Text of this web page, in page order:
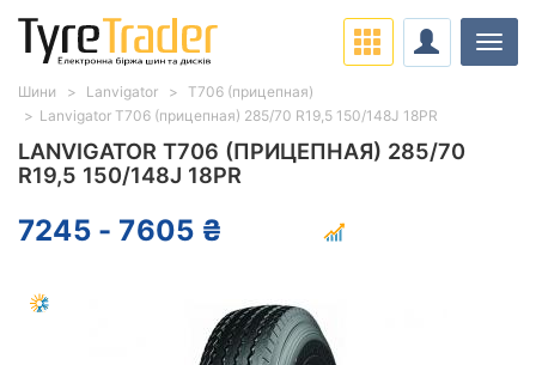
LANVIGATOR T706 (ПРИЦЕПНАЯ) 285/70
R19,5 150/148J 18PR
7245 - 7605 ₴
Шини Lanvigator
T706 (прицепная)
Lanvigator T706 (прицепная) 285/70 R19,5 150/148J 18PR